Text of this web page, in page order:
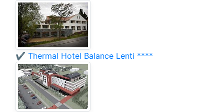
✔️ Thermal Hotel Balance Lenti ****